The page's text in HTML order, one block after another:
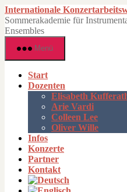
Zum
Inhalt
springen
Internationale
Sommerakademie für
Ensembles
Menü
Start
Dozenten
Elisabeth
Arie Vardi
Colleen Lee
Oliver Wille
Infos
Konzerte
Partner
Kontakt